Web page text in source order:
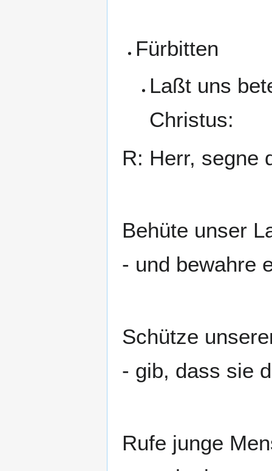
Fürbitten
Laßt uns
Christus:
R: Herr, segne
Behüte unser
- und bewahre
Schütze
- gib, dass sie
Rufe junge